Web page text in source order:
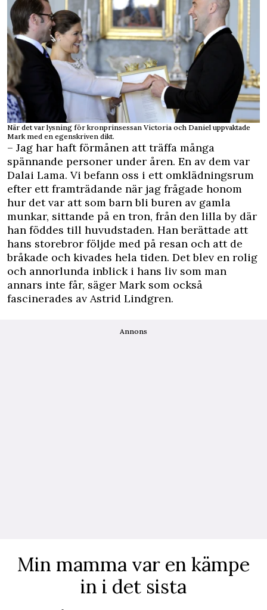
När det var lysning för kronprinsessan Victoria och Daniel uppvaktade
Mark med en egenskriven dikt.
– Jag har haft förmånen att träffa många
spännande personer under åren. En av dem var
Dalai Lama. Vi befann oss i ett omklädningsrum
efter ett framträdande när jag frågade honom
hur det var att som barn bli buren av gamla
munkar, sittande på en tron, från den lilla by där
han föddes till huvudstaden. Han berättade att
hans storebror följde med på resan och att de
bråkade och kivades hela tiden. Det blev en rolig
och annorlunda inblick i hans liv som man
annars inte får, säger Mark som också
fascinerades av Astrid Lindgren.
Annons
Min mamma var en kämpe
in i det sista